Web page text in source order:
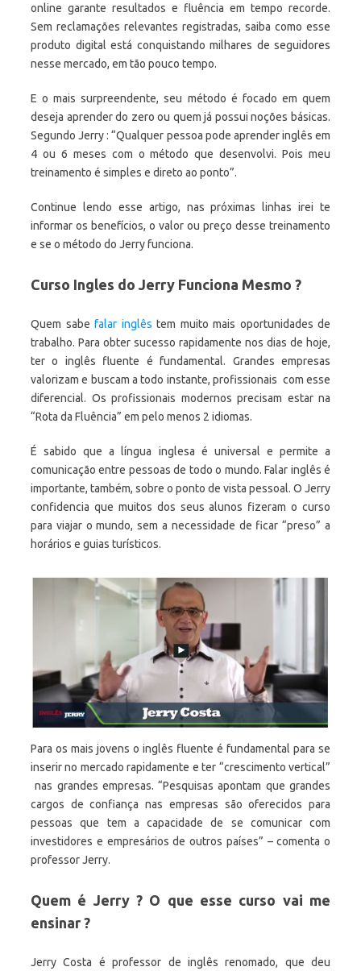
online garante resultados e fluência em tempo recorde.
Sem reclamações relevantes registradas, saiba como esse
produto digital está conquistando milhares de seguidores
nesse mercado, em tão pouco tempo.
E o mais surpreendente, seu método é focado em quem
deseja aprender do zero ou quem já possui noções básicas.
Segundo Jerry : “Qualquer pessoa pode aprender inglês em
4 ou 6 meses com o método que desenvolvi. Pois meu
treinamento é simples e direto ao ponto”.
Continue lendo esse artigo, nas próximas linhas irei te
informar os benefícios, o valor ou preço desse treinamento
e se o método do Jerry funciona.
Curso Ingles do Jerry Funciona Mesmo ?
Quem sabe falar inglês tem muito mais oportunidades de
trabalho. Para obter sucesso rapidamente nos dias de hoje,
ter o inglês fluente é fundamental. Grandes empresas
valorizam e buscam a todo instante, profissionais com esse
diferencial. Os profissionais modernos precisam estar na
“Rota da Fluência” em pelo menos 2 idiomas.
É sabido que a língua inglesa é universal e permite a
comunicação entre pessoas de todo o mundo. Falar inglês é
importante, também, sobre o ponto de vista pessoal. O Jerry
confidencia que muitos dos seus alunos fizeram o curso
para viajar o mundo, sem a necessidade de ficar “preso” a
horários e guias turísticos.
Para os mais jovens o inglês fluente é fundamental para se
inserir no mercado rapidamente e ter “crescimento vertical”
nas grandes empresas. “Pesquisas apontam que grandes
cargos de confiança nas empresas são oferecidos para
pessoas que tem a capacidade de se comunicar com
investidores e empresários de outros países” – comenta o
professor Jerry.
Quem é Jerry ? O que esse curso vai me
ensinar ?
Jerry Costa é professor de inglês renomado, que deu